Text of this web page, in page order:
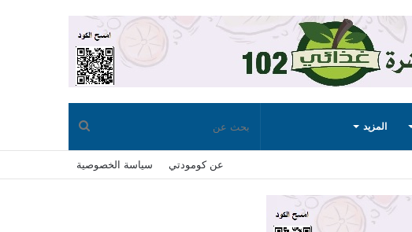
المزيد بحث
عن
عن كومودتي سياسة الخصوصية